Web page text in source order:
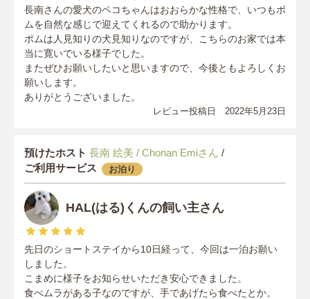
長南さんの愛犬のペコちゃんはおおらかな性格で、いつもポ
ムを自然な感じで迎えてくれるので助かります。
ポムは人見知りの犬見知りなのですが、こちらのお家では本
当に寛いでいる様子でした。
またぜひお願いしたいと思いますので、今後ともよろしくお
願いします。
ありがとうございました。
レビュー投稿日 2022年5月23日
預けたホスト 長南 絵美 / Chonan Emiさん /
ご利用サービス
お泊り
HAL(はる)くんの飼い主さん
先日のショートステイから10日経って、今回は一泊お願い
しました。
こまめに様子をお知らせいただき安心できました。
食べムラがある子なのですが、手であげたら食べたとか。